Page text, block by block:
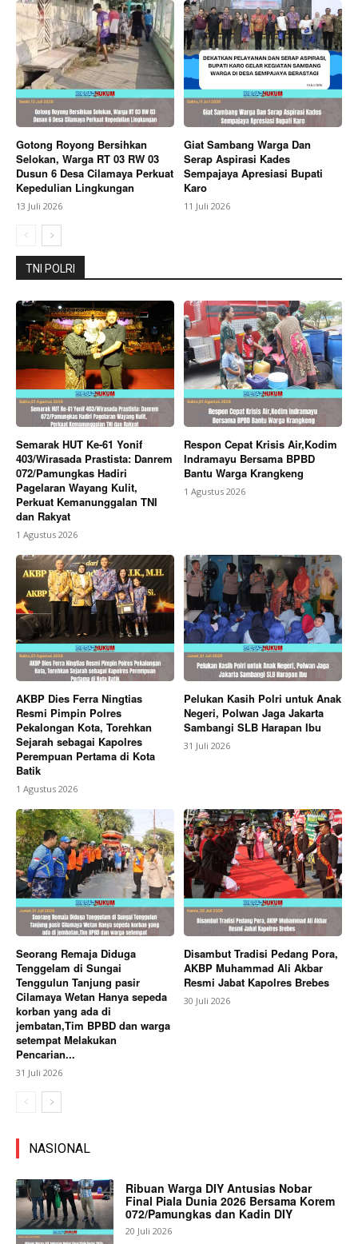
SUBSCRIBE NOW
Company
Contact us
Subscription Plans
My account
Bagikan Artikel
Berita Lainnya Ketua DPD APPI Kab Subang Soroti
Anggaran Hibah KONI TA 2024 2025
Gotong Royong Bersihkan
Selokan, Warga RT 03 RW 03
Dusun 6 Desa Cilamaya Perkuat
Kepedulian Lingkungan
13 Juli 2026
Giat Sambang Warga Dan
Serap Aspirasi Kades
Sempajaya Apresiasi Bupati
Karo
11 Juli 2026
TNI POLRI
Semarak HUT Ke-61 Yonif
403/Wirasada Prastista: Danrem
072/Pamungkas Hadiri
Pagelaran Wayang Kulit,
Perkuat Kemanunggalan TNI
dan Rakyat
1 Agustus 2026
Respon Cepat Krisis Air,Kodim
Indramayu Bersama BPBD
Bantu Warga Krangkeng
1 Agustus 2026
AKBP Dies Ferra Ningtias
Resmi Pimpin Polres
Pekalongan Kota, Torehkan
Sejarah sebagai Kapolres
Perempuan Pertama di Kota
Batik
1 Agustus 2026
Pelukan Kasih Polri untuk Anak
Negeri, Polwan Jaga Jakarta
Sambangi SLB Harapan Ibu
31 Juli 2026
Seorang Remaja Diduga
Tenggelam di Sungai
Tenggulun Tanjung pasir
Cilamaya Wetan Hanya sepeda
korban yang ada di
jembatan,Tim BPBD dan warga
setempat Melakukan
Pencarian...
31 Juli 2026
Disambut Tradisi Pedang Pora,
AKBP Muhammad Ali Akbar
Resmi Jabat Kapolres Brebes
30 Juli 2026
NASIONAL
Ribuan Warga DIY Antusias Nobar
Final Piala Dunia 2026 Bersama Korem
072/Pamungkas dan Kadin DIY
20 Juli 2026